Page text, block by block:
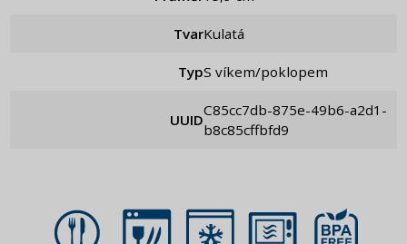
Tvar Kulatá
Typ S víkem/poklopem
UUID
c85cc7db-875e-49b6-a2d1-
b8c85cffbfd9